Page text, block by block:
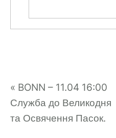
« BONN – 11.04 16:00
Служба до Великодня
та Освячення Пасок.